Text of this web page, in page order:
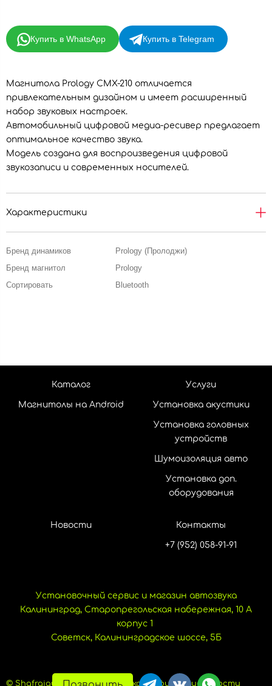
Купить в WhatsApp Купить в Telegram
Магнитола Prology CMX-210 отличается
привлекательным дизайном и имеет расширенный
набор звуковых настроек.
Автомобильный цифровой медиа-ресивер предлагает
оптимальное качество звука.
Модель создана для воспроизведения цифровой
звукозаписи и современных носителей.
Характеристики
Бренд динамиков
Prology (Пролоджи)
Бренд магнитол
Prology
Сортировать
Bluetooth
Каталог
Магнитолы на Android
Услуги
Установка акустики
Установка головных
устройств
Шумоизоляция авто
Установка доп.
оборудования
Новости Контакты
+7 (952) 058-91-91
Установочный сервис и магазин автозвука
Калининград, Старопрегольская набережная, 10 А
корпус 1
Советск, Калининградское шоссе, 5Б
© Shafraiaudio, 2024.Политика конфиденциальности